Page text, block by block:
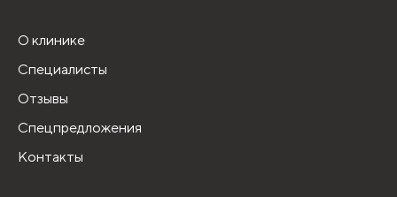
О клинике
Специалисты
Отзывы
Спецпредложения
Контакты